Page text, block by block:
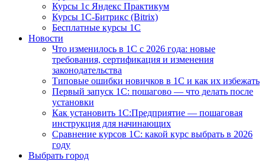
Курсы 1с Яндекс Практикум
Курсы 1С-Битрикс (Bitrix)
Бесплатные курсы 1С
Новости
Что изменилось в 1С с 2026 года: новые
требования, сертификация и изменения
законодательства
Типовые ошибки новичков в 1С и как их избежать
Первый запуск 1С: пошагово — что делать после
установки
Как установить 1С:Предприятие — пошаговая
инструкция для начинающих
Сравнение курсов 1С: какой курс выбрать в 2026
году
Выбрать город